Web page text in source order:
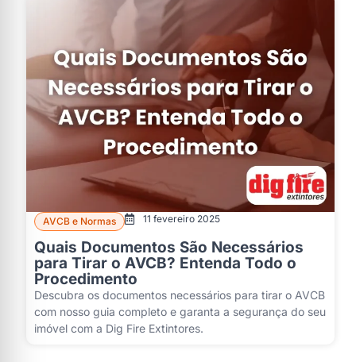
AVCB e Normas 11 fevereiro 2025
Quais Documentos São Necessários
para Tirar o AVCB? Entenda Todo o
Procedimento
Descubra os documentos necessários para tirar o AVCB
com nosso guia completo e garanta a segurança do seu
imóvel com a Dig Fire Extintores.